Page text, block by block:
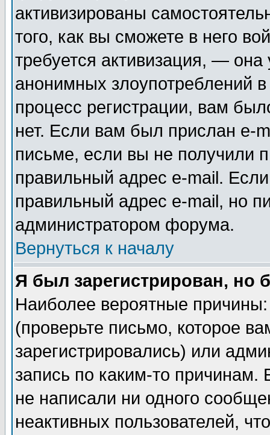
активизированы
того, как вы сможете в него
требуется активизация, —
анонимных злоупотреблений
процесс регистрации, вам
нет. Если вам был прислан e-
письме, если вы не получили
правильный адрес e-mail.
правильный адрес e-mail, но
администратором форума.
Вернуться к началу
Я был зарегистрирован, но
Наиболее вероятные
(проверьте письмо, которое
зарегистрировались) или
запись по каким-то
не написали ни одного
неактивных пользователей,